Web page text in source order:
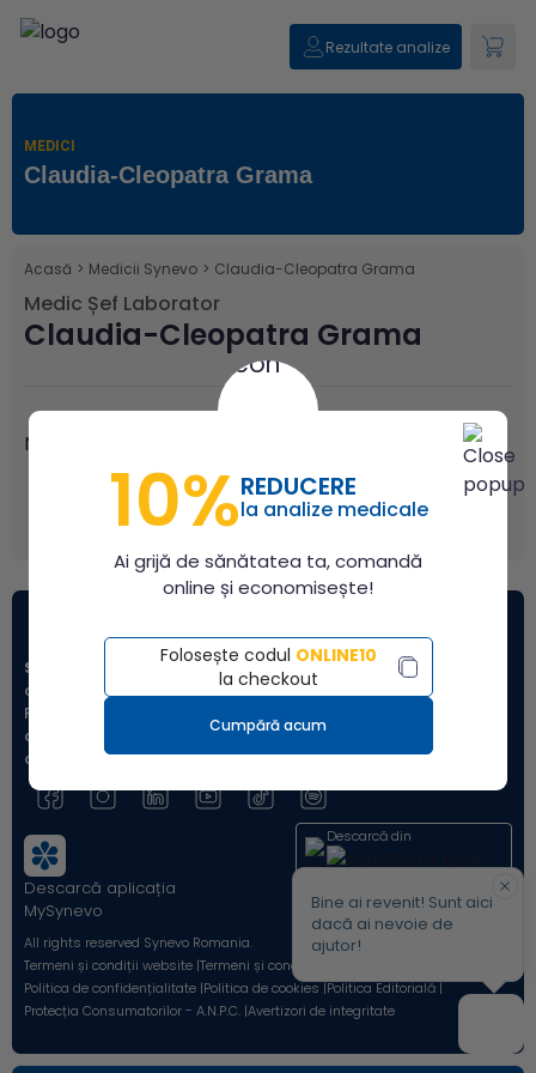
Rezultate analize
MEDICI
Claudia-Cleopatra Grama
Acasă > Medicii Synevo > Claudia-Cleopatra Grama
Medic Șef Laborator
Claudia-Cleopatra Grama
Nu există articole publicate pentru acest medic.
Synevo
este unul dintre principalii furnizori
de servicii de diagnostic de laborator din
România, oferind peste 2.500 de tipuri de
analize, de la teste uzuale la investigații
avansate.
Descarcă aplicația
MySynevo
Descarcă din
All rights reserved Synevo Romania.
Termeni și condiții website |Termeni și condiții Shop Online |
Politica de confidențialitate |Politica de cookies |Politica Editorială |
Protecția Consumatorilor - A.N.P.C. |Avertizori de integritate
10%REDUCERE
la analize medicale
Ai grijă de sănătatea ta, comandă
online și economisește!
Folosește codul ONLINE10
la checkout
Cumpără acum
Bine ai revenit! Sunt aici
dacă ai nevoie de
ajutor!